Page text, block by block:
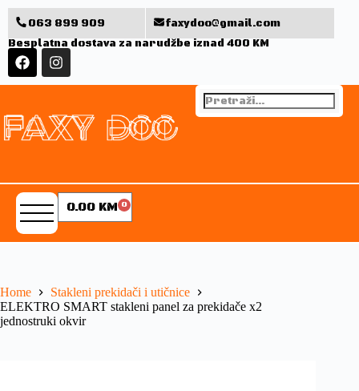
063 899 909
faxydoo@gmail.com
Besplatna dostava za narudžbe iznad 400 KM
0.00 KM 0
Home
Stakleni prekidači i utičnice
ELEKTRO SMART stakleni panel za prekidače x2
jednostruki okvir